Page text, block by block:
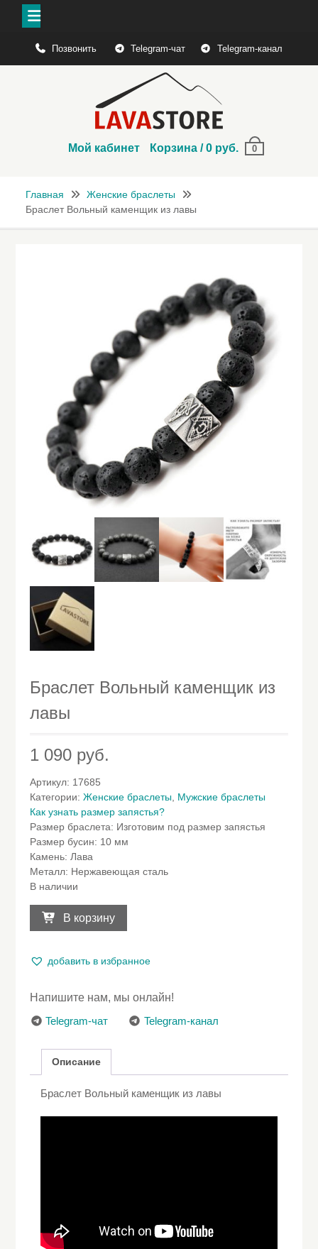
содержимому
Позвонить Telegram-чат Telegram-канал
Мой кабинет Корзина /0 руб. 0
Главная
Женские браслеты
Браслет Вольный каменщик из лавы
Браслет Вольный каменщик из
лавы
1 090 руб.
Артикул: 17685
Категории: Женские браслеты, Мужские браслеты
Как узнать размер запястья?
Размер браслета: Изготовим под размер запястья
Размер бусин: 10 мм
Камень: Лава
Металл: Нержавеющая сталь
В наличии
товара
Браслет
каменщик
В корзину
добавить в избранное
Напишите нам, мы онлайн!
Telegram-чат
Telegram-канал
Описание
Браслет Вольный каменщик из лавы